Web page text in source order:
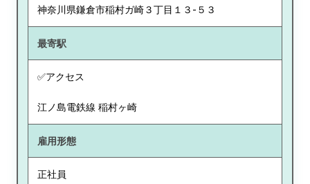
神奈川県鎌倉市稲村ガ崎３丁目１３-５３
最寄駅
✅アクセス
江ノ島電鉄線 稲村ヶ崎
雇用形態
正社員